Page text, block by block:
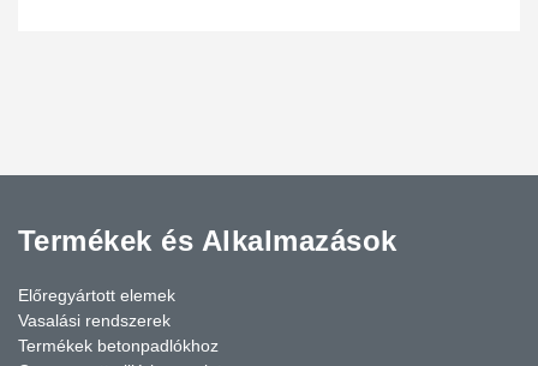
Termékek és Alkalmazások
Előregyártott elemek
Vasalási rendszerek
Termékek betonpadlókhoz